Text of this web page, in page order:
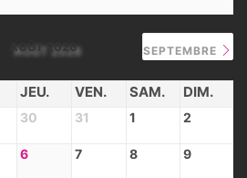
AOÛT 2026 SEPTEMBRE
JEU. VEN. SAM. DIM.
30 31 1 2
6 7 8 9